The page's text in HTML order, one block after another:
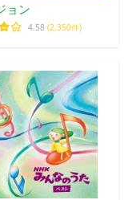
ョン
4.58 (2,350件)